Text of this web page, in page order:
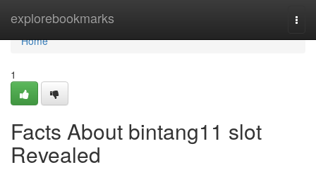
explorebookmarks
Home
Home
1
Facts About bintang11 slot
Revealed